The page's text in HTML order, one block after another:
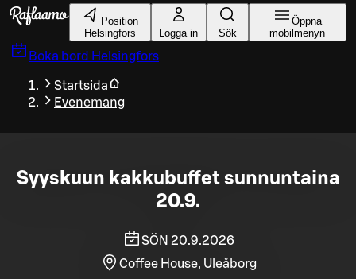
Gå till huvudinnehållet
Position
Helsingfors
Logga in Sök
Öppna
mobilmenyn
Boka bord Helsingfors
Startsida
Evenemang
Syyskuun kakkubuffet sunnuntaina
20.9.
SÖN 20.9.2026
Coffee House, Uleåborg